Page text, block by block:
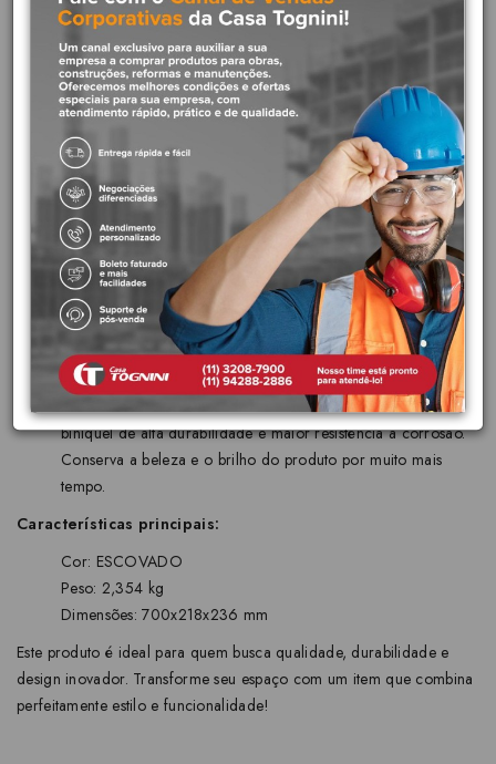
produtos que entregam um banheiro mais acessível e prático para
crianças, idosos ou pessoas com algum tipo de deficiência. Essa
barra de apoio oferece maior segurança e acessibilidade para
banheiros ou lavabos em diversos ambientes, seja em hospitais,
residências ou ambientes públicos.
Diferenciais do produto:
Acessibilidade com segurança: Todos os produtos de
acessibilidade Docol seguem a Norma Brasileira de
Regulamentação de Acessibilidade, que padroniza os
quesitos básicos necessários para tornar os espaços acessíveis
às pessoas com necessidades especiais ou alguma dificuldade
motora.
Acabamento escovado:Peça delicadamente escovada, o
que proporciona elegância e o mais perfeito acabamento.
Acabamento mais duradouro:Acabamento cromado
biníquel de alta durabilidade e maior resistência à corrosão.
Conserva a beleza e o brilho do produto por muito mais
tempo.
Características principais:
Cor: ESCOVADO
Peso: 2,354 kg
Dimensões: 700x218x236 mm
Este produto é ideal para quem busca qualidade, durabilidade e
design inovador. Transforme seu espaço com um item que combina
perfeitamente estilo e funcionalidade!